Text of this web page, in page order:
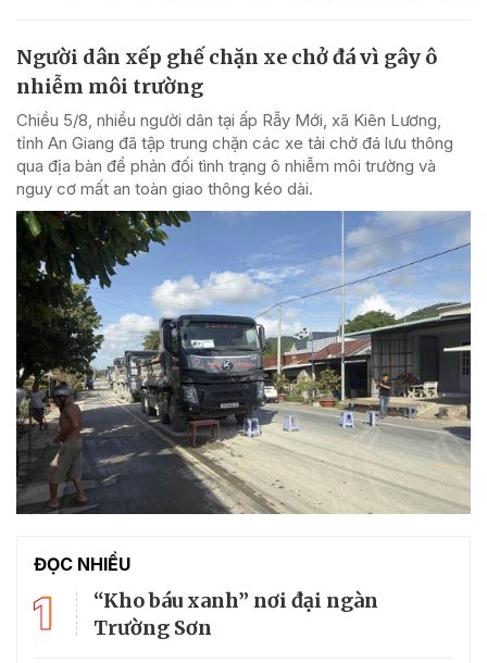
Người dân xếp ghế chặn xe chở đá vì gây ô
nhiễm môi trường
Chiều 5/8, nhiều người dân tại ấp Rẫy Mới, xã Kiên Lương,
tỉnh An Giang đã tập trung chặn các xe tải chở đá lưu thông
qua địa bàn để phản đối tình trạng ô nhiễm môi trường và
nguy cơ mất an toàn giao thông kéo dài.
ĐỌC NHIỀU
1
“Kho báu xanh” nơi đại ngàn
Trường Sơn